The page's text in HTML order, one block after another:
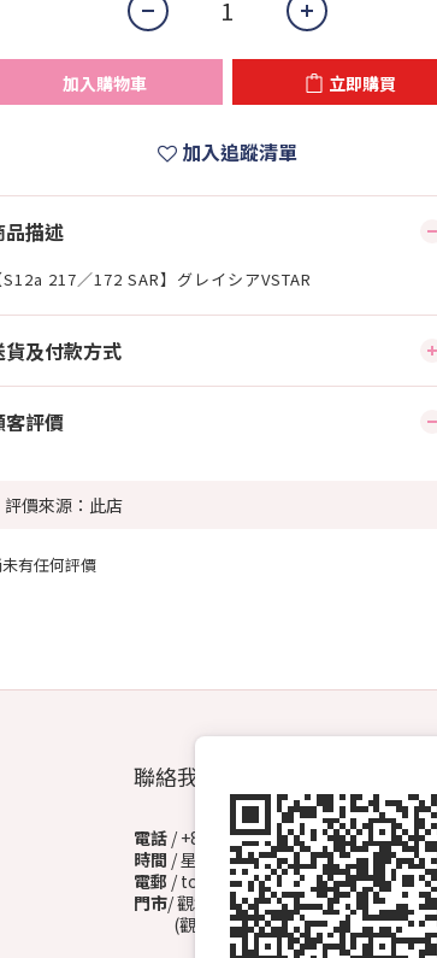
加入購物車 立即購買
加入追蹤清單
品描述
S12a 217／172 SAR】グレイシアVSTAR
貨及付款方式
客評價
未有任何評價
聯絡我們
電話 / +852 6572 3153（Whatsapp）
時間 / 星期一至日 13:00-00:00
電郵 / topdrawhkcs@gmail.com
門市/ 觀塘開源道72號溢財中心地下A2舖
(觀塘B1出口, 轉右天橋底)